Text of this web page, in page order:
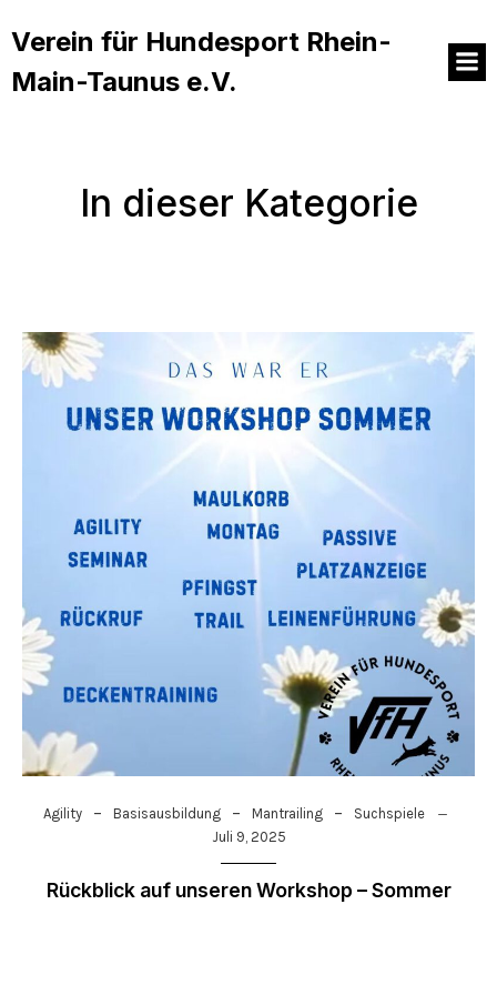
Verein für Hundesport Rhein-
Main-Taunus e.V.
In dieser Kategorie
Agility – Basisausbildung – Mantrailing –
Suchspiele
Juli 9, 2025
Rückblick auf unseren Workshop – Sommer